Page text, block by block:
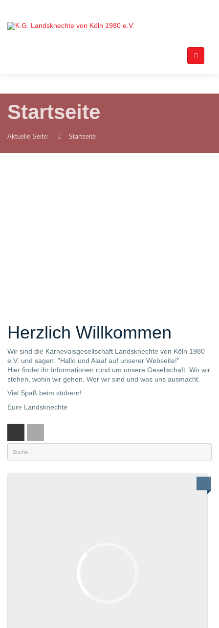
Startseite
Aktuelle Seite: Startseite
Herzlich Willkommen
Wir sind die Karnevalsgesellschaft Landsknechte von Köln 1980
e.V. und sagen: "Hallo und Alaaf auf unserer Webseite!"
Hier findet ihr Informationen rund um unsere Gesellschaft. Wo wir
stehen, wohin wir gehen. Wer wir sind und was uns ausmacht.
Viel Spaß beim stöbern!
Eure Landsknechte